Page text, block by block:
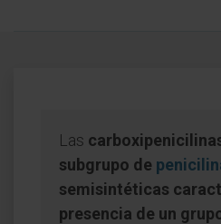
Las
subgrupo de
semisintéticas
presencia de un